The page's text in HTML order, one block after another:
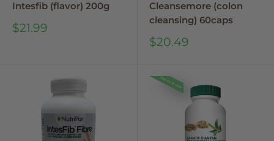
Intesfib (flavor) 200g
Sale
$21.99
Cleansemore (colon
cleansing) 60caps
Sale
$20.49
Rupture de stock